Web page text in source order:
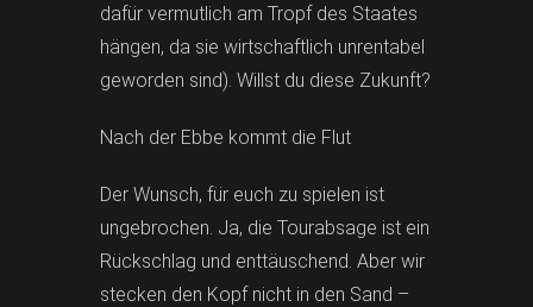
dafür vermutlich am Tropf des Staates
hängen, da sie wirtschaftlich unrentabel
geworden sind). Willst du diese Zukunft?
Nach der Ebbe kommt die Flut
Der Wunsch, für euch zu spielen ist
ungebrochen. Ja, die Tourabsage ist ein
Rückschlag und enttäuschend. Aber wir
stecken den Kopf nicht in den Sand –